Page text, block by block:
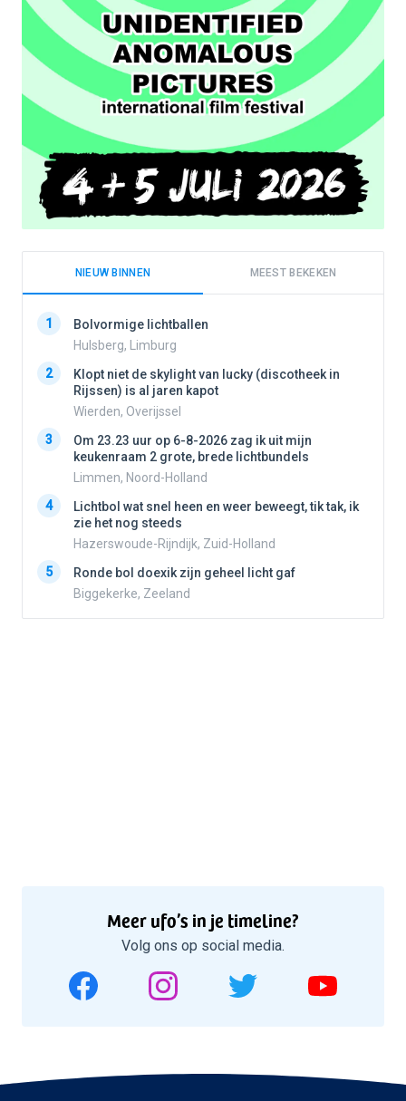
NIEUW BINNEN MEEST BEKEKEN
1
Bolvormige lichtballen
Hulsberg, Limburg
2
Klopt niet de skylight van lucky (discotheek in
Rijssen) is al jaren kapot
Wierden, Overijssel
3
Om 23.23 uur op 6-8-2026 zag ik uit mijn
keukenraam 2 grote, brede lichtbundels
Limmen, Noord-Holland
4
Lichtbol wat snel heen en weer beweegt, tik tak, ik
zie het nog steeds
Hazerswoude-Rijndijk, Zuid-Holland
5
Ronde bol doexik zijn geheel licht gaf
Biggekerke, Zeeland
Meer ufo’s in je timeline?
Volg ons op social media.